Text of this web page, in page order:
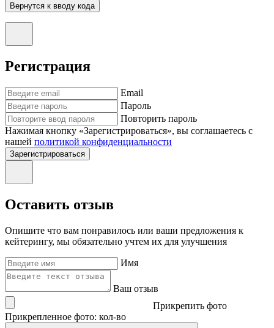
Вернутся к вводу кода
Регистрация
Email
Пароль
Повторить пароль
Нажимая кнопку «Зарегистрироваться», вы соглашаетесь с
нашей политикой конфиденциальности
Зарегистрироваться
Оставить отзыв
Опишите что вам понравилось или ваши предложения к
кейтерингу, мы обязательно учтем их для улучшения
Имя
Ваш отзыв
Прикрепить фото
Прикрепленное фото: кол-во